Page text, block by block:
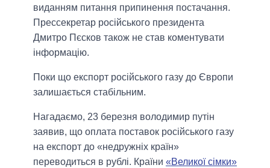
виданням питання припинення постачання.
Прессекретар російського президента
Дмитро Пєсков також не став коментувати
інформацію.
Поки що експорт російського газу до Європи
залишається стабільним.
Нагадаємо, 23 березня володимир путін
заявив, що оплата поставок російського газу
на експорт до «недружніх країн»
переводиться в рублі. Країни «Великої сімки»